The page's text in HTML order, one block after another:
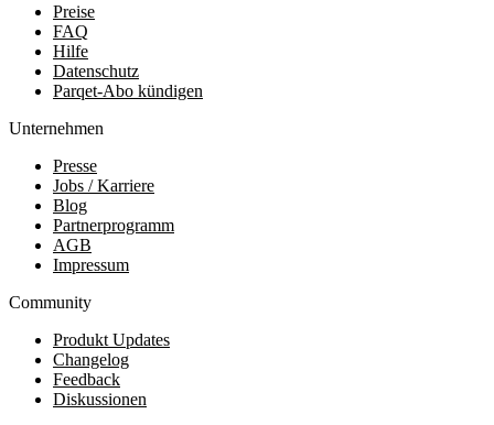
Preise
FAQ
Hilfe
Datenschutz
Parqet-Abo kündigen
Unternehmen
Presse
Jobs / Karriere
Blog
Partnerprogramm
AGB
Impressum
Community
Produkt Updates
Changelog
Feedback
Diskussionen